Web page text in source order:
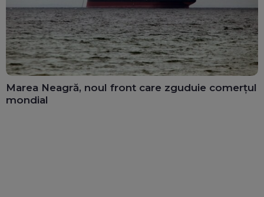
Marea Neagră, noul front care zguduie comerțul
mondial